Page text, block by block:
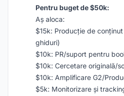
Pentru buget de $50k:
Aș aloca:
$15k: Producție de
ghiduri)
$10k: PR/suport pentru
$10k: Cercetare originală/
$10k: Amplificare G2/
$5k: Monitorizare și